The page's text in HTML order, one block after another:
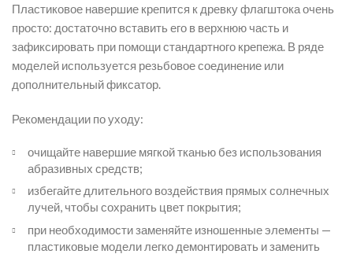
Пластиковое навершие крепится к древку флагштока очень
просто: достаточно вставить его в верхнюю часть и
зафиксировать при помощи стандартного крепежа. В ряде
моделей используется резьбовое соединение или
дополнительный фиксатор.
Рекомендации по уходу:
очищайте навершие мягкой тканью без использования
абразивных средств;
избегайте длительного воздействия прямых солнечных
лучей, чтобы сохранить цвет покрытия;
при необходимости заменяйте изношенные элементы —
пластиковые модели легко демонтировать и заменить